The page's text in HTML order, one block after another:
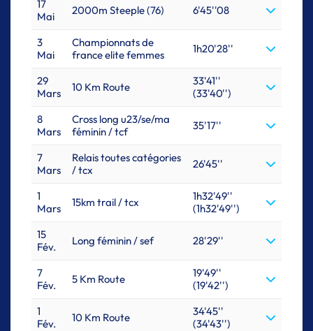
17
Mai
2000m Steeple (76) 6'45''08
3
Mai
Championnats de
france elite femmes
1h20'28''
29
Mars
10 Km Route
33'41''
(33'40'')
8
Mars
Cross long u23/se/ma
féminin / tcf
35'17''
7
Mars
Relais toutes catégories
/ tcx
26'45''
1
Mars
15km trail / tcx
1h32'49''
(1h32'49'')
15
Fév.
Long féminin / sef 28'29''
7
Fév.
5 Km Route
19'49''
(19'42'')
1
Fév.
10 Km Route
34'45''
(34'43'')